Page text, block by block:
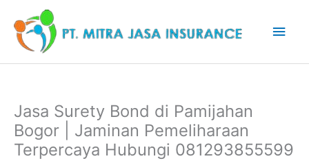
konten
Jasa Surety Bond di Pamijahan
Bogor | Jaminan Pemeliharaan
Terpercaya Hubungi 081293855599